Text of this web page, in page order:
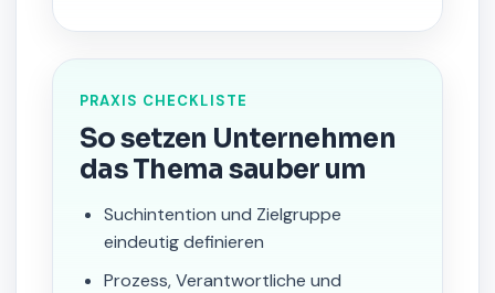
PRAXIS CHECKLISTE
So setzen Unternehmen
das Thema sauber um
Suchintention und Zielgruppe
eindeutig definieren
Prozess, Verantwortliche und